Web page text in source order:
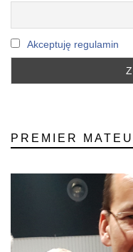
Akceptuję regulamin
PREMIER